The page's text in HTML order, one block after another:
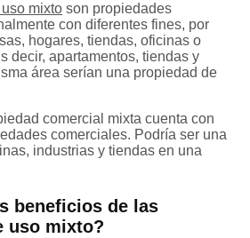
mixto son propiedades
con diferentes fines, por
hogares, tiendas, oficinas o
decir, apartamentos, tiendas y
área serían una propiedad de
comercial mixta cuenta con
comerciales. Podría ser una
industrias y tiendas en una
beneficios de las
uso mixto?